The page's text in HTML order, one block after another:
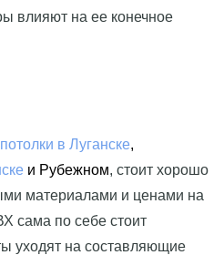
влияют на ее конечное
в Луганске,
и Рубежном, стоит хорошо
материалами и ценами на
сама по себе стоит
уходят на составляющие